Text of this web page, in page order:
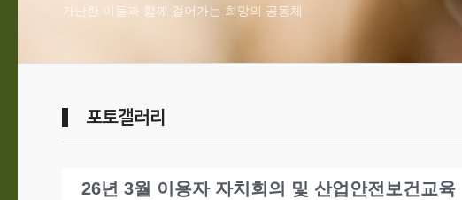
가난한 이들과 함께 걸어가는 희망의 공동체
포토갤러리
26년 3월 이용자 자치회의 및 산업안전보건교육